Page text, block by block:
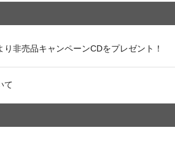
非売品キャンペーンCDをプレゼント！
て